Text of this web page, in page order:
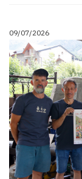
del
Pallars
Contingut
patrocinat
Lo
més
llegit...
Editorial
09/07/2026